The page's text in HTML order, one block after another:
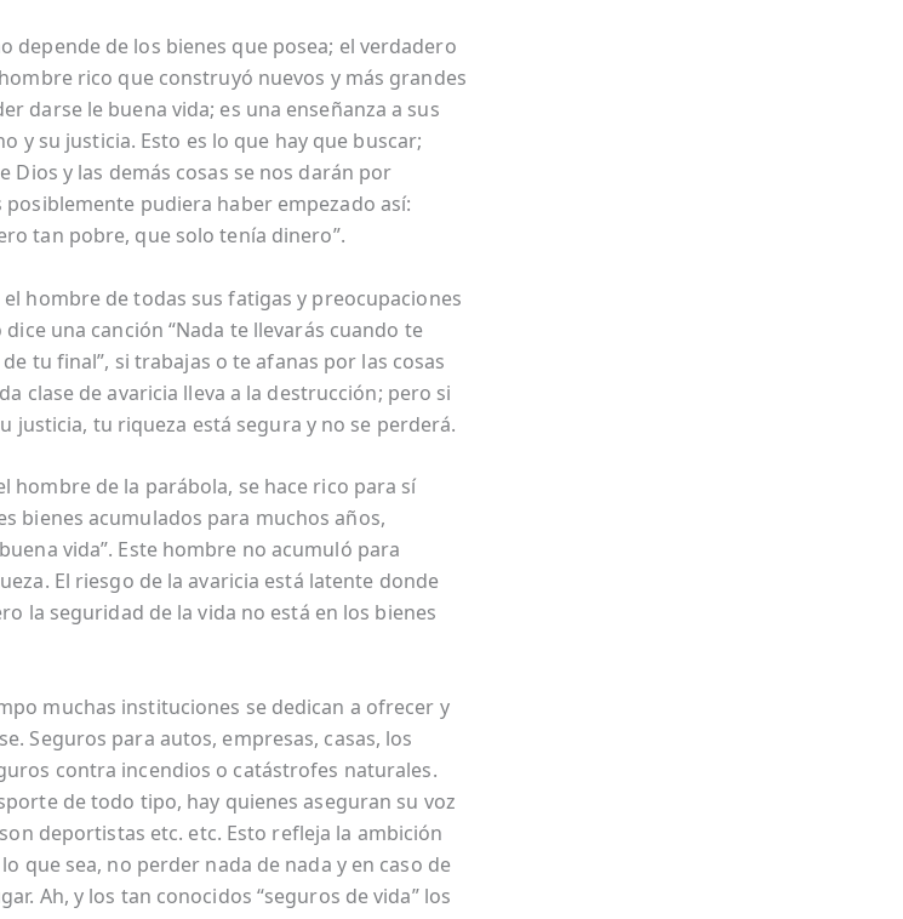
depende de los bienes que posea; el verdadero
rico que construyó nuevos y más grandes
darse le buena vida; es una enseñanza a sus
y su justicia. Esto es lo que hay que buscar;
y las demás cosas se nos darán por
posiblemente pudiera haber empezado así:
tan pobre, que solo tenía dinero”.
hombre de todas sus fatigas y preocupaciones
una canción “Nada te llevarás cuando te
tu final”, si trabajas o te afanas por las cosas
clase de avaricia lleva a la destrucción; pero si
justicia, tu riqueza está segura y no se perderá.
hombre de la parábola, se hace rico para sí
bienes acumulados para muchos años,
vida”. Este hombre no acumuló para
El riesgo de la avaricia está latente donde
la seguridad de la vida no está en los bienes
muchas instituciones se dedican a ofrecer y
Seguros para autos, empresas, casas, los
contra incendios o catástrofes naturales.
de todo tipo, hay quienes aseguran su voz
deportistas etc. etc. Esto refleja la ambición
que sea, no perder nada de nada y en caso de
Ah, y los tan conocidos “seguros de vida” los